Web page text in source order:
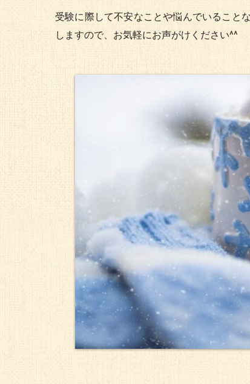
受験に際して不安なことや悩んでいること
しますので、お気軽にお声がけください^^